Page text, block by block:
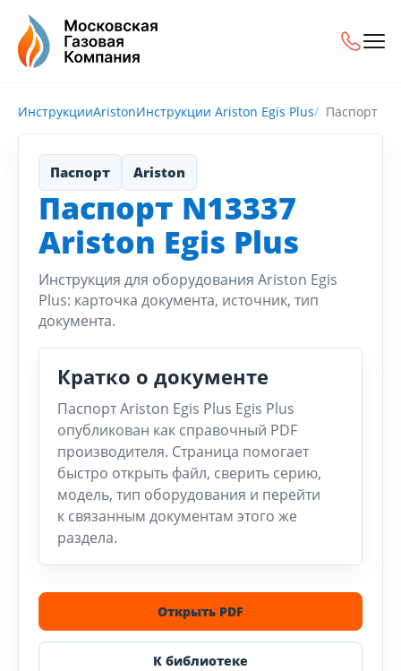
ИнструкцииAristonИнструкции Ariston Egis Plus Паспорт
Паспорт Ariston
Паспорт N13337
Ariston Egis Plus
Инструкция для оборудования Ariston Egis
Plus: карточка документа, источник, тип
документа.
Кратко о документе
Паспорт Ariston Egis Plus Egis Plus
опубликован как справочный PDF
производителя. Страница помогает
быстро открыть файл, сверить серию,
модель, тип оборудования и перейти
к связанным документам этого же
раздела.
Открыть PDF
К библиотеке